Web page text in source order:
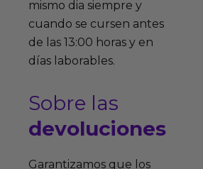
mismo dia siempre y
cuando se cursen antes
de las 13:00 horas y en
días laborables.
Sobre las
devoluciones
Garantizamos que los